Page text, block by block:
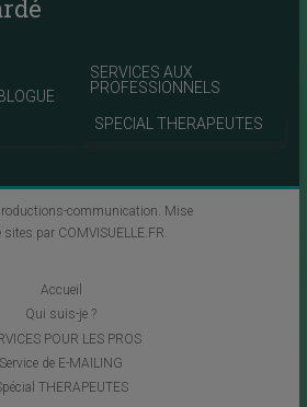
BLOGUE
SERVICES AUX
PROFESSIONNELS
SPECIAL THERAPEUTES
communication . Mise
sites par COMVISUELLE.FR
Accueil
Qui suis-je ?
POUR LES PROS
Service de E-MAILING
THERAPEUTES